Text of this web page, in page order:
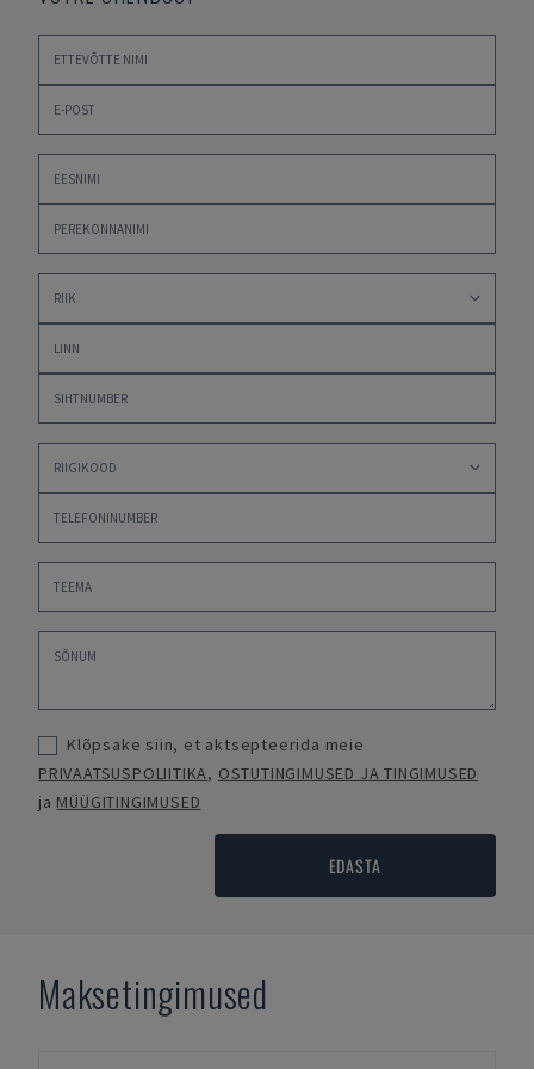
Klõpsake siin, et aktsepteerida meie
PRIVAATSUSPOLIITIKA, OSTUTINGIMUSED JA TINGIMUSED
ja MÜÜGITINGIMUSED
EDASTA
Maksetingimused